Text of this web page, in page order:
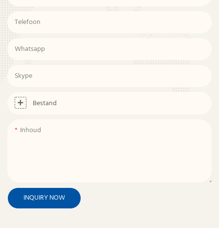
Telefoon
Whatsapp
Skype
Bestand
Inhoud
INQUIRY NOW